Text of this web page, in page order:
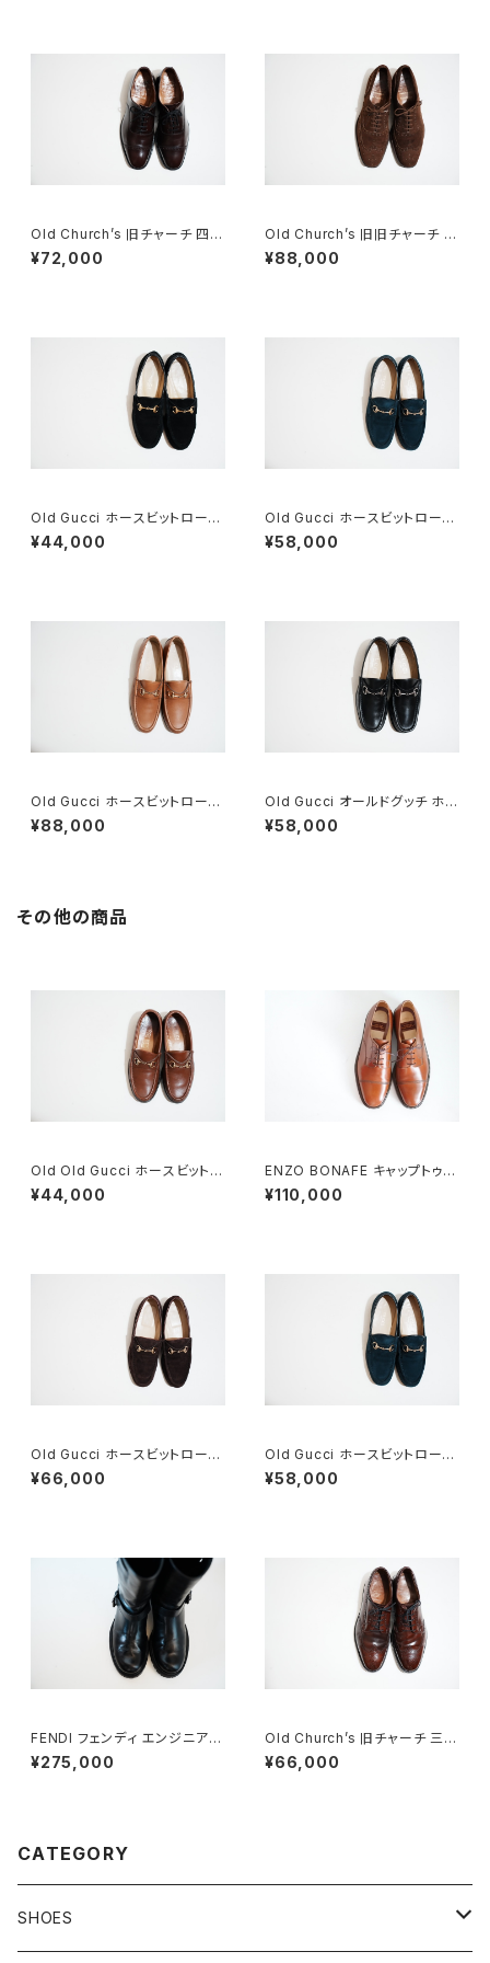
Old Church’s 旧チャーチ 四都
市 BELMONTパンチドキャップ
トウ 85G
¥72,000
Old Church’s 旧旧チャーチ 二
都市 Buck 85D
¥88,000
Old Gucci ホースビットローフ
ァー 6.5B スエードBK
¥44,000
Old Gucci ホースビットローフ
ァー 36C Navy Suede
¥58,000
Old Gucci ホースビットローフ
ァー 38.5C tan ほぼDeadsto
ck
¥88,000
Old Gucci オールドグッチ ホー
スビットローファー 40 E Black
¥58,000
その他の商品
Old Old Gucci ホースビットロ
ーファー 36C BRラバーソール
¥44,000
ENZO BONAFE キャップトゥ 4
4 DEADSTOCK
¥110,000
Old Gucci ホースビットローフ
ァー 5B Dark Brown Suede
¥66,000
Old Gucci ホースビットローフ
ァー 36C Navy Suede
¥58,000
FENDI フェンディ エンジニアブ
ーツ 8.5
¥275,000
Old Church’s 旧チャーチ 三都
市 Grafton グラフトン 100F
¥66,000
CATEGORY
SHOES